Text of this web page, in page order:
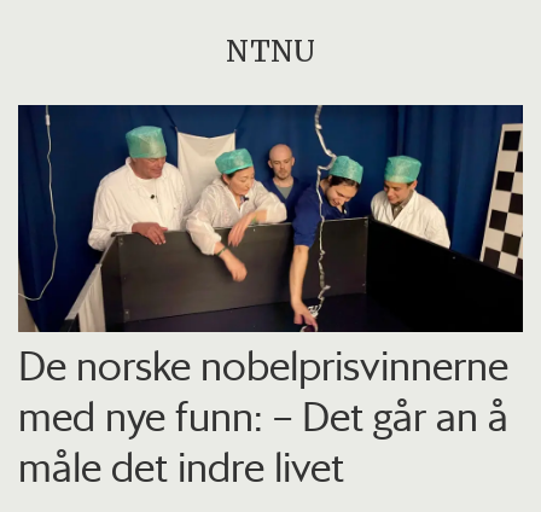
NTNU
De norske nobelprisvinnerne
med nye funn: – Det går an å
måle det indre livet